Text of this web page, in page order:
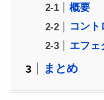
概要
コント
エフェ
まとめ